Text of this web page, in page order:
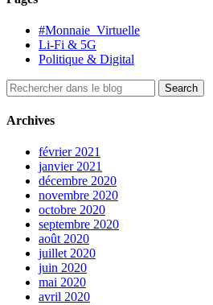
#Monnaie_Virtuelle
Li-Fi & 5G
Politique & Digital
Archives
février 2021
janvier 2021
décembre 2020
novembre 2020
octobre 2020
septembre 2020
août 2020
juillet 2020
juin 2020
mai 2020
avril 2020